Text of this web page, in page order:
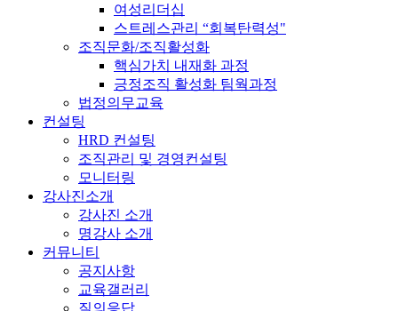
여성리더십
스트레스관리 “회복탄력성"
조직문화/조직활성화
핵심가치 내재화 과정
긍정조직 활성화 팀웍과정
법정의무교육
컨설팅
HRD 컨설팅
조직관리 및 경영컨설팅
모니터링
강사진소개
강사진 소개
명강사 소개
커뮤니티
공지사항
교육갤러리
질의응답